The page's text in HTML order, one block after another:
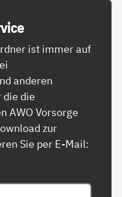
ist immer auf
anderen
die die
AWO Vorsorge
zur
Sie per E-Mail: